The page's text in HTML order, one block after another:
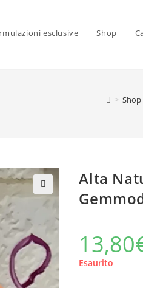
esclusive Shop
> Shop
🔍
Alta
13,80
Esaurito